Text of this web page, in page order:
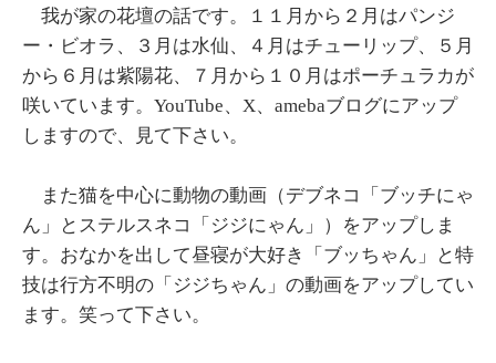
我が家の花壇の話です。１１月から２月はパンジ
ー・ビオラ、３月は水仙、４月はチューリップ、５月
から６月は紫陽花、７月から１０月はポーチュラカが
咲いています。YouTube、X、amebaブログにアップ
しますので、見て下さい。
また猫を中心に動物の動画（デブネコ「ブッチにゃ
ん」とステルスネコ「ジジにゃん」）をアップしま
す。おなかを出して昼寝が大好き「ブッちゃん」と特
技は行方不明の「ジジちゃん」の動画をアップしてい
ます。笑って下さい。